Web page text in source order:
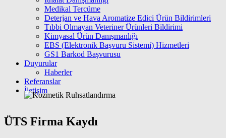
Medikal Tercüme
Deterjan ve Hava Aromatize Edici Ürün Bildirimleri
Tıbbi Olmayan Veteriner Ürünleri Bildirimi
Kimyasal Ürün Danışmanlığı
EBS (Elektronik Başvuru Sistemi) Hizmetleri
GS1 Barkod Başvurusu
Duyurular
Haberler
Referanslar
İletişim
ÜTS Firma Kaydı